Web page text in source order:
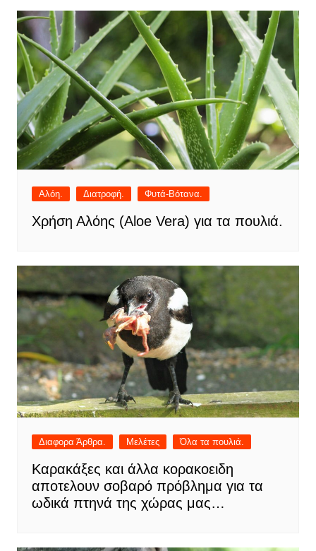
Αλόη. Διατροφή. Φυτά-Βότανα.
Χρήση Αλόης (Aloe Vera) για τα πουλιά.
Διαφορα Άρθρα. Μελέτες Όλα τα πουλιά.
Καρακάξες και άλλα κορακοειδη
αποτελουν σοβαρό πρόβλημα για τα
ωδικά πτηνά της χώρας μας…